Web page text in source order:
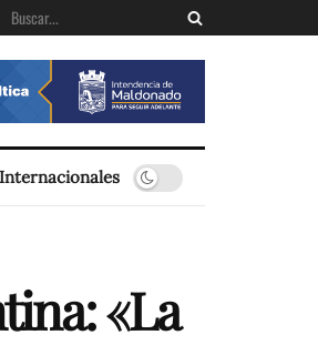
Internacionales
«La